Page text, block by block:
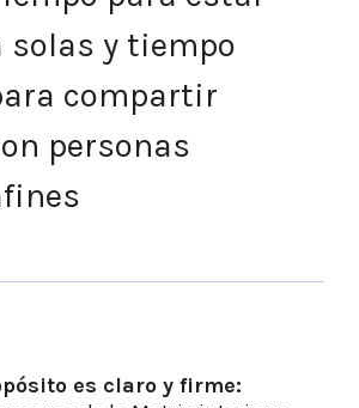
solas y tiempo
compartir
personas
es claro y firme: